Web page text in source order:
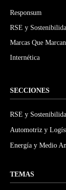
Responsum
RSE y
Marcas Que Marcan
Internética
SECCIONES
RSE y
Automotriz y
Energía y Medio
TEMAS